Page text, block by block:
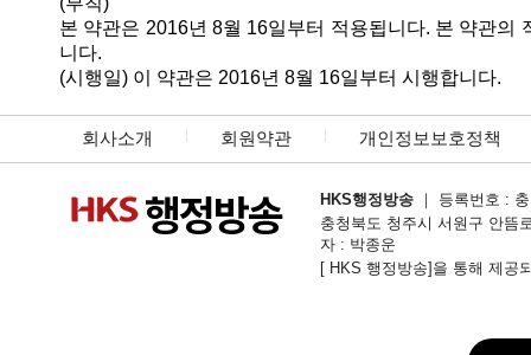
본 약관은 2016년 8월 16일부터 적용됩니다. 본 약관의
니다.
(시행일) 이 약관은 2016년 8월 16일부터 시행합니다.
회사소개 회원약관 개인정보보호정책
HKS행정방송 ｜ 등록번호 :
충청북도 청주시 서원구 안뜸
자 : 박종운
[ HKS 행정방송]을 통해 제공